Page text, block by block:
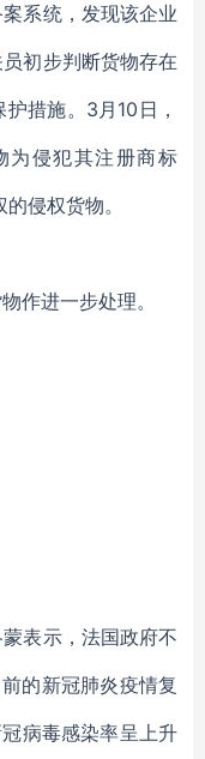
系统，发现该企业
初步判断货物存在
措施。3月10日，
为侵犯其注册商标
侵权货物。
作进一步处理。
表示，法国政府不
的新冠肺炎疫情复
病毒感染率呈上升